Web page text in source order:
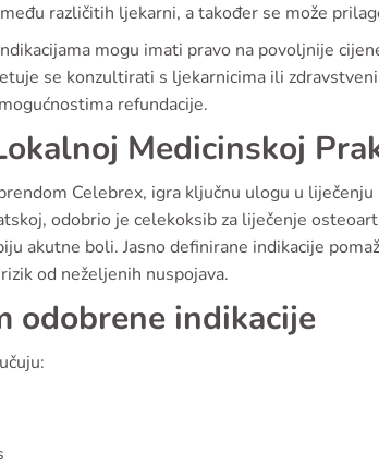
različitih ljekarni, a također se može
mogu imati pravo na povoljnije
se konzultirati s ljekarnicima ili
refundacije.
Medicinskoj
Celebrex, igra ključnu ulogu u
odobrio je celekoksib za liječenje
akutne boli. Jasno definirane indikacije
od neželjenih nuspojava.
odobrene indikacije